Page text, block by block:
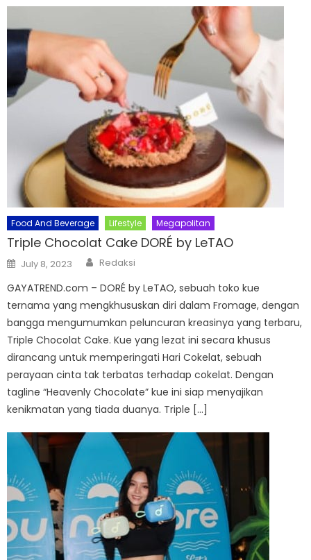
Food And Beverage Lifestyle Megapolitan
Triple Chocolat Cake DORÉ by LeTAO
Posted
on
July 8, 2023 Author
Redaksi
GAYATREND.com – DORÉ by LeTAO, sebuah toko kue
ternama yang mengkhususkan diri dalam Fromage, dengan
bangga mengumumkan peluncuran kreasinya yang terbaru,
Triple Chocolat Cake. Kue yang lezat ini secara khusus
dirancang untuk memperingati Hari Cokelat, sebuah
perayaan cinta tak terbatas terhadap cokelat. Dengan
tagline “Heavenly Chocolate” kue ini siap menyajikan
kenikmatan yang tiada duanya. Triple […]